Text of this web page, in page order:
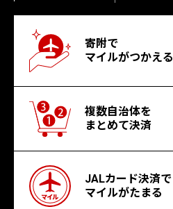
寄附で
マイルがつかえる
複数自治体を
まとめて決済
JALカード決済で
マイルがたまる